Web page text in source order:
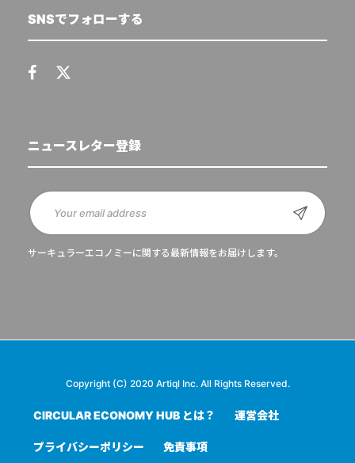
SNSでフォローする
ニュースレター登録
サーキュラーエコノミーに関する最新情報をお届けします。
Copyright (C) 2020 Artiql Inc. All Rights Reserved.
CIRCULAR ECONOMY HUB とは？ 運営会社
プライバシーポリシー 免責事項